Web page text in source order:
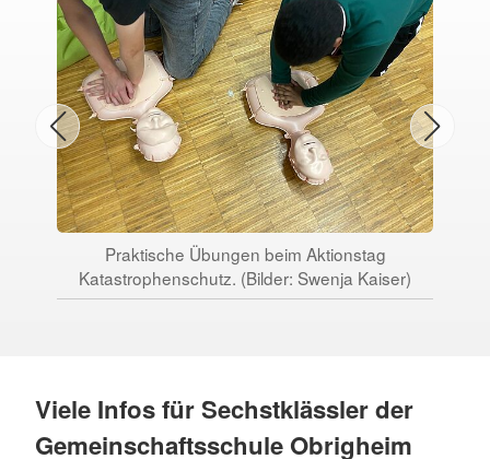
Praktische Übungen beim Aktionstag
Katastrophenschutz. (Bilder: Swenja Kaiser)
Viele Infos für Sechstklässler der
Gemeinschaftsschule Obrigheim